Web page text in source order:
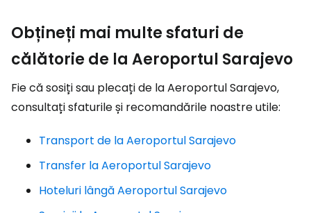
Obțineți mai multe sfaturi de
călătorie de la Aeroportul Sarajevo
Fie că sosiți sau plecați de la Aeroportul Sarajevo,
consultați sfaturile și recomandările noastre utile:
Transport de la Aeroportul Sarajevo
Transfer la Aeroportul Sarajevo
Hoteluri lângă Aeroportul Sarajevo